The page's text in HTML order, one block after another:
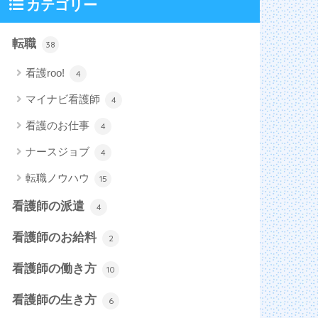
カテゴリー
転職 38
看護roo! 4
マイナビ看護師 4
看護のお仕事 4
ナースジョブ 4
転職ノウハウ 15
看護師の派遣 4
看護師のお給料 2
看護師の働き方 10
看護師の生き方 6